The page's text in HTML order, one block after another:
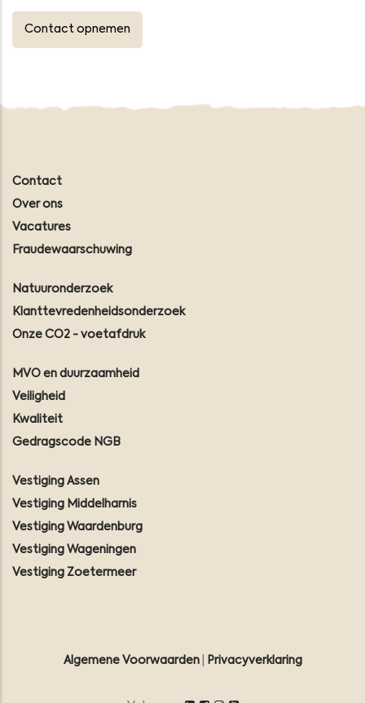
Contact opnemen
Contact
Over ons
Vacatures
Fraudewaarschuwing
Natuuronderzoek
Klanttevredenheidsonderzoek
Onze CO2 - voetafdruk
MVO en duurzaamheid
Veiligheid
Kwaliteit
Gedragscode NGB
Vestiging Assen
Vestiging Middelharnis
Vestiging Waardenburg
Vestiging Wageningen
Vestiging Zoetermeer
Algemene Voorwaarden| Privacyverklaring